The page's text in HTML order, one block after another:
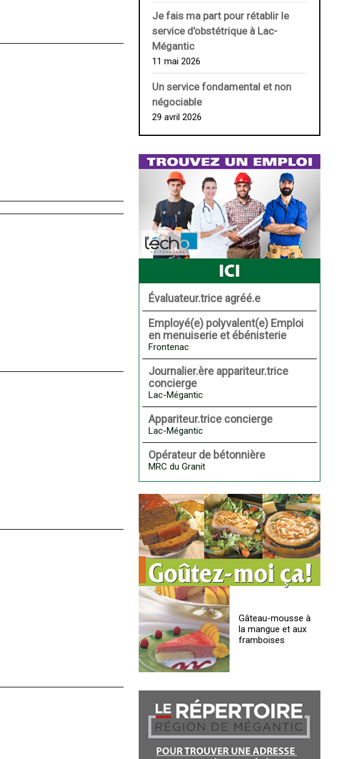
Je fais ma part pour rétablir le
service d’obstétrique à Lac-
Mégantic
11 mai 2026
Un service fondamental et non
négociable
29 avril 2026
Évaluateur.trice agréé.e
Employé(e) polyvalent(e) Emploi
en menuiserie et ébénisterie
Frontenac
Journalier.ère appariteur.trice
concierge
Lac-Mégantic
Appariteur.trice concierge
Lac-Mégantic
Opérateur de bétonnière
MRC du Granit
Gâteau-mousse à
la mangue et aux
framboises